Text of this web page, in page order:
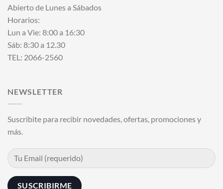
Abierto de Lunes a Sábados
Horarios:
Lun a Vie: 8:00 a 16:30
Sáb: 8:30 a 12.30
TEL: 2066-2560
NEWSLETTER
Suscribite para recibir novedades, ofertas, promociones y
más.